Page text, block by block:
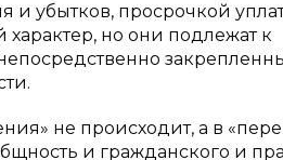
и убытков, просрочкой
но они подлежат к
не происходит, а в
и гражданского и